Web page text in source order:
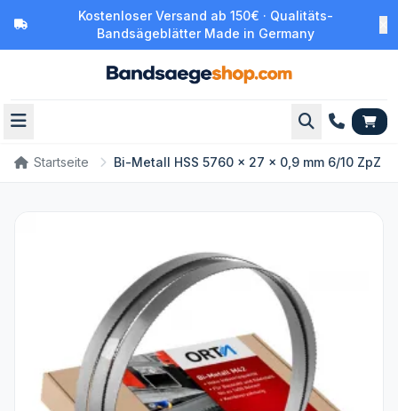
Kostenloser Versand ab 150€ · Qualitäts-
Bandsägeblätter Made in Germany
Startseite Bi-Metall HSS 5760 x 27 x 0,9 mm 6/10 ZpZ